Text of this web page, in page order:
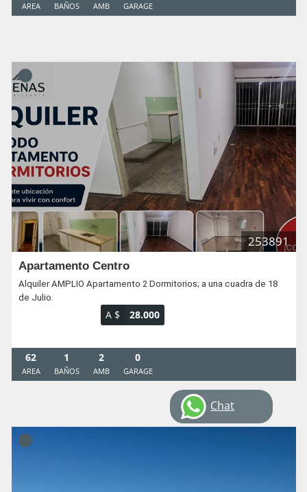
AREA BAÑOS AMB GARAGE
253891
Apartamento Centro
Alquiler AMPLIO Apartamento 2 Dormitorios; a una cuadra de 18
de Julio.
A $ 28.000
62
AREA
1
BAÑOS
2
AMB
0
GARAGE
Chat